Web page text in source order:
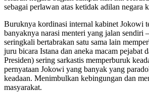
sebagai perlawan atas ketidak adilan negara
Buruknya kordinasi internal kabinet Jokowi
banyaknya narasi menteri yang jalan sendiri
seringkali bertabrakan satu sama lain
juru bicara Istana dan aneka macam pejabat
Presiden) sering sarkastis memperburuk
pernyataan Jokowi yang banyak yang
keadaan. Menimbulkan kebingungan dan
masyarakat.